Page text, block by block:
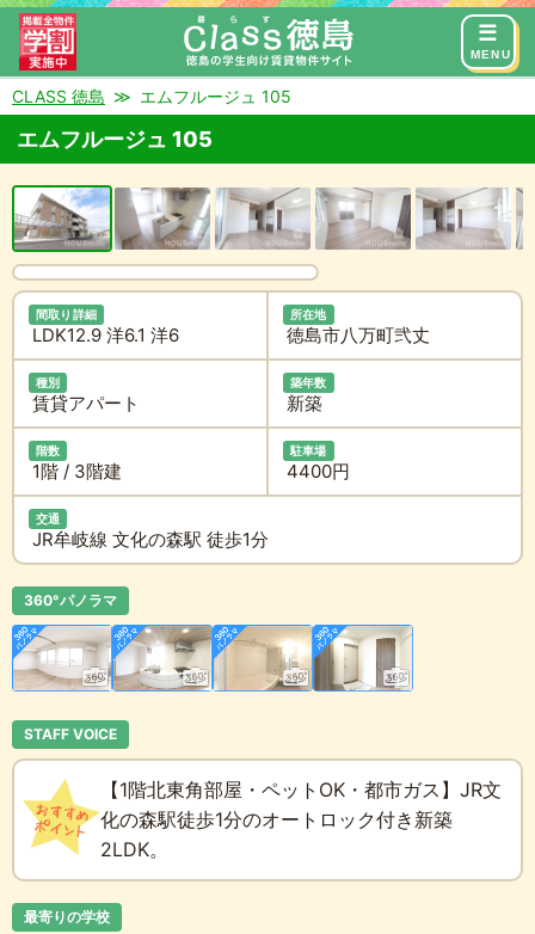
MENU
来店予約 お問い合わせ
CLASS 徳島 エムフルージュ 105
エムフルージュ 105
間取り詳細
LDK12.9 洋6.1 洋6
所在地
徳島市八万町弐丈
種別
賃貸アパート
築年数
新築
階数
1階 / 3階建
駐車場
4400円
交通
JR牟岐線 文化の森駅 徒歩1分
360°パノラマ
STAFF VOICE
【1階北東角部屋・ペットOK・都市ガス】JR文
化の森駅徒歩1分のオートロック付き新築
2LDK。
最寄りの学校